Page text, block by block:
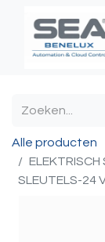
Alle producten
ELEKTRISCH
SLEUTELS-24